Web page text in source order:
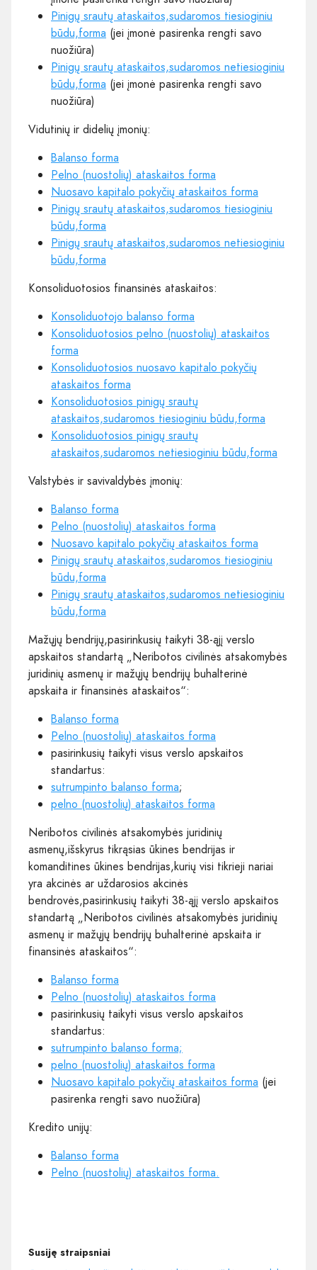
Pinigų srautų ataskaitos,sudaromos tiesioginiu
būdu,forma (jei įmonė pasirenka rengti savo
nuožiūra)
Pinigų srautų ataskaitos,sudaromos netiesioginiu
būdu,forma (jei įmonė pasirenka rengti savo
nuožiūra)
Vidutinių ir didelių įmonių:
Balanso forma
Pelno (nuostolių) ataskaitos forma
Nuosavo kapitalo pokyčių ataskaitos forma
Pinigų srautų ataskaitos,sudaromos tiesioginiu
būdu,forma
Pinigų srautų ataskaitos,sudaromos netiesioginiu
būdu,forma
Konsoliduotosios finansinės ataskaitos:
Konsoliduotojo balanso forma
Konsoliduotosios pelno (nuostolių) ataskaitos
forma
Konsoliduotosios nuosavo kapitalo pokyčių
ataskaitos forma
Konsoliduotosios pinigų srautų
ataskaitos,sudaromos tiesioginiu būdu,forma
Konsoliduotosios pinigų srautų
ataskaitos,sudaromos netiesioginiu būdu,forma
Valstybės ir savivaldybės įmonių:
Balanso forma
Pelno (nuostolių) ataskaitos forma
Nuosavo kapitalo pokyčių ataskaitos forma
Pinigų srautų ataskaitos,sudaromos tiesioginiu
būdu,forma
Pinigų srautų ataskaitos,sudaromos netiesioginiu
būdu,forma
Mažųjų bendrijų,pasirinkusių taikyti 38-ąjį verslo
apskaitos standartą „Neribotos civilinės atsakomybės
juridinių asmenų ir mažųjų bendrijų buhalterinė
apskaita ir finansinės ataskaitos“:
Balanso forma
Pelno (nuostolių) ataskaitos forma
pasirinkusių taikyti visus verslo apskaitos
standartus:
sutrumpinto balanso forma;
pelno (nuostolių) ataskaitos forma
Neribotos civilinės atsakomybės juridinių
asmenų,išskyrus tikrąsias ūkines bendrijas ir
komanditines ūkines bendrijas,kurių visi tikrieji nariai
yra akcinės ar uždarosios akcinės
bendrovės,pasirinkusių taikyti 38-ąjį verslo apskaitos
standartą „Neribotos civilinės atsakomybės juridinių
asmenų ir mažųjų bendrijų buhalterinė apskaita ir
finansinės ataskaitos“:
Balanso forma
Pelno (nuostolių) ataskaitos forma
pasirinkusių taikyti visus verslo apskaitos
standartus:
sutrumpinto balanso forma;
pelno (nuostolių) ataskaitos forma
Nuosavo kapitalo pokyčių ataskaitos forma (jei
pasirenka rengti savo nuožiūra)
Kredito unijų:
Balanso forma
Pelno (nuostolių) ataskaitos forma.
Susiję straipsniai